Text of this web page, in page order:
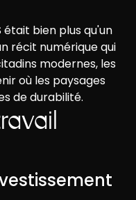
était bien plus qu'un
récit numérique qui
modernes, les
où les paysages
de durabilité.